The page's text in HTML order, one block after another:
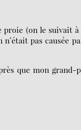
proie (on le suivait à
pas causée
que mon grand-